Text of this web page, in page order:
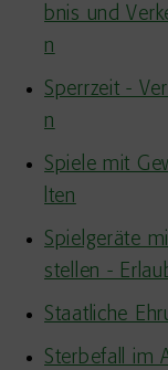
bnis und
n
Sperrzeit -
n
Spiele mit
lten
Spielgeräte
stellen -
Staatliche
Sterbefall im